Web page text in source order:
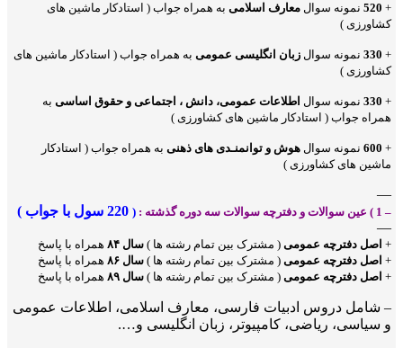
+
520 نمونه سوال معارف اسلامی به همراه جواب ( استادکار ماشین های
کشاورزی )
+
330 نمونه سوال زبان انگلیسی عمومی به همراه جواب ( استادکار ماشین های
کشاورزی )
+
330 نمونه سوال اطلاعات عمومی، دانش ، اجتماعی و حقوق اساسی به
همراه جواب ( استادکار ماشین های کشاورزی )
+
600 نمونه سوال هوش و توانمنـدی های ذهنی به همراه جواب ( استادکار
ماشین های کشاورزی )
—
– 1 ) عین سوالات و دفترچه سوالات سه دوره گذشته : (
—
+ اصل دفترچه عمومی ( مشترک بین تمام رشته ها ) سال ۸۴
همراه با پاسخ
+ اصل دفترچه عمومی ( مشترک بین تمام رشته ها ) سال ۸۶
همراه با پاسخ
+ اصل دفترچه عمومی ( مشترک بین تمام رشته ها ) سال ۸۹ همراه با پاسخ
– شامل دروس ادبیات فارسی، معارف اسلامی، اطلاعات عمومی
و سیاسی، ریاضی، کامپیوتر، زبان انگلیسی و….